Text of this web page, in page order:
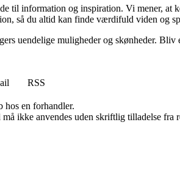
information og inspiration. Vi mener, at
så du altid kan finde værdifuld viden og
uendelige muligheder og skønheder.
RSS
en forhandler.
ikke anvendes uden skriftlig tilladelse fra